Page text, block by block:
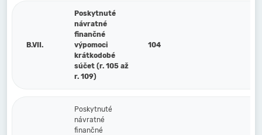
B.VII.
Poskytnuté
návratné
finančné
výpomoci
krátkodobé
súčet (r. 105 až
r. 109)
104
Poskytnuté
návratné
finančné